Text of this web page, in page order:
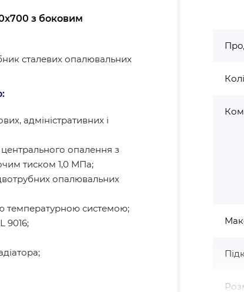
з боковим
сталевих опалювальних
адміністративних і
опалення з
тиском 1,0 МПа;
опалювальних
температурною системою;
9016;